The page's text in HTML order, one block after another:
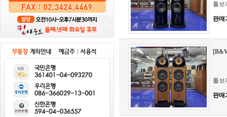
톨보
판매
톨보
판매